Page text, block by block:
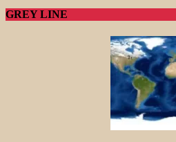
GREY LINE